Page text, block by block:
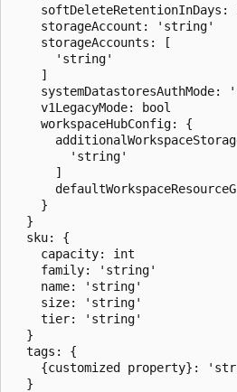
softDeleteRetentionInDays:
    storageAccount: 'string'
    storageAccounts: [
      'string'
    ]
systemDatastoresAuthMode:
    v1LegacyMode: bool
    workspaceHubConfig: {
        'string'
      ]
    }
  }
  sku: {
    capacity: int
    family: 'string'
    name: 'string'
    size: 'string'
    tier: 'string'
  }
  tags: {
{customized property}:
  }